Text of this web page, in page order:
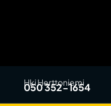
Hki Herttoniemi
050 352-1654